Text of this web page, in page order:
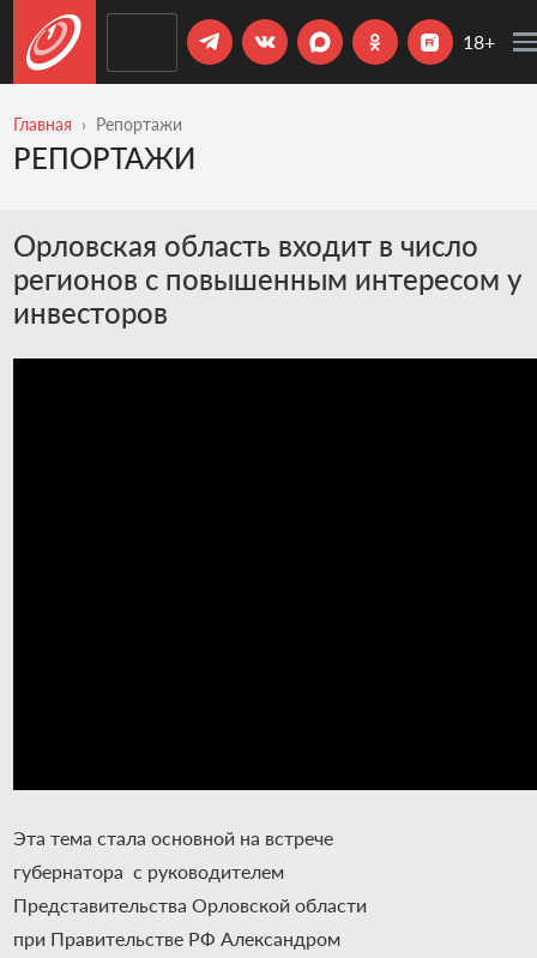
18+
Главная Репортажи
РЕПОРТАЖИ
Орловская область входит в число
регионов с повышенным интересом у
инвесторов
Эта тема стала основной на встрече
губернатора с руководителем
Представительства Орловской области
при Правительстве РФ Александром